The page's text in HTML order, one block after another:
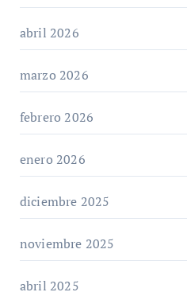
abril 2026
marzo 2026
febrero 2026
enero 2026
diciembre 2025
noviembre 2025
abril 2025